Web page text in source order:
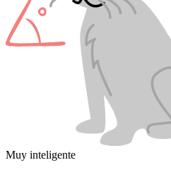
Muy inteligente